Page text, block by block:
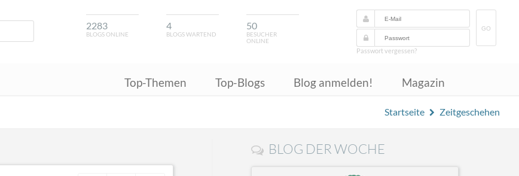
2283
BLOGS ONLINE
4
BLOGS WARTEND
50
BESUCHER
ONLINE
GO
Passwort vergessen?
Top-Themen Top-Blogs Blog anmelden! Magazin
Startseite Zeitgeschehen
BLOG DER WOCHE